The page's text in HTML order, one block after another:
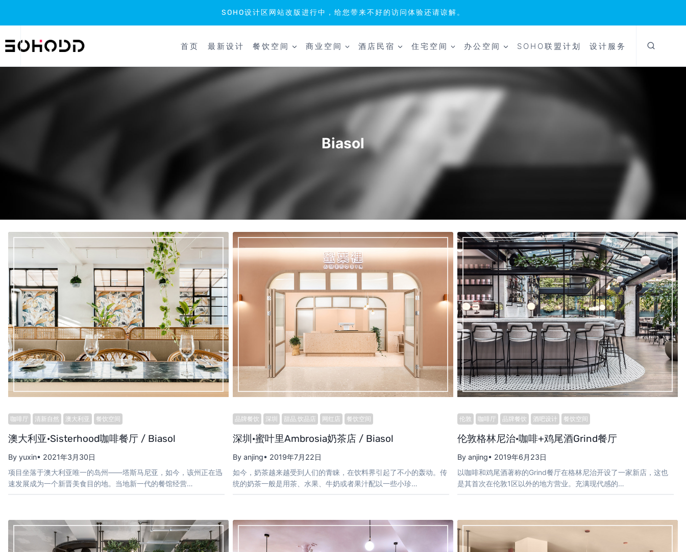
SOHO设计区网站改版进行中，给您带来不好的访问体验还请谅解。
到
首页 最新设计 餐饮空间 商业空间 酒店民宿 住宅空间 办公空间 SOHO联盟计划 设计服务
Biasol
咖啡厅 清新自然 澳大利亚 餐饮空间
澳大利亚·Sisterhood咖啡餐厅 / Biasol
By yuxin• 2021年3月30日
项目坐落于澳大利亚唯一的岛州——塔斯马尼亚，如今，该州正在迅
速发展成为一个新晋美食目的地。当地新一代的餐馆经营…
品牌餐饮 深圳 甜品,饮品店 网红店 餐饮空间
深圳·蜜叶里Ambrosia奶茶店 / Biasol
By anjing• 2019年7月22日
如今，奶茶越来越受到人们的青睐，在饮料界引起了不小的轰动。传
统的奶茶一般是用茶、水果、牛奶或者果汁配以一些小珍…
伦敦 咖啡厅 品牌餐饮 酒吧设计 餐饮空间
伦敦格林尼治·咖啡+鸡尾酒Grind餐厅
By anjing• 2019年6月23日
以咖啡和鸡尾酒著称的Grind餐厅在格林尼治开设了一家新店，这也
是其首次在伦敦1区以外的地方营业。充满现代感的…